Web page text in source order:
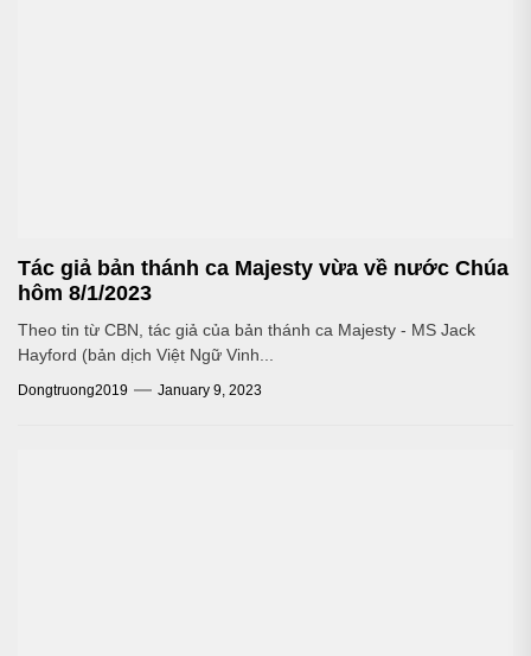
Tác giả bản thánh ca Majesty vừa về nước Chúa
hôm 8/1/2023
Theo tin từ CBN, tác giả của bản thánh ca Majesty - MS Jack
Hayford (bản dịch Việt Ngữ Vinh...
Dongtruong2019 January 9, 2023